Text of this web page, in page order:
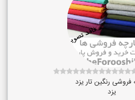
فروشی رنگین تار یزد
یزد